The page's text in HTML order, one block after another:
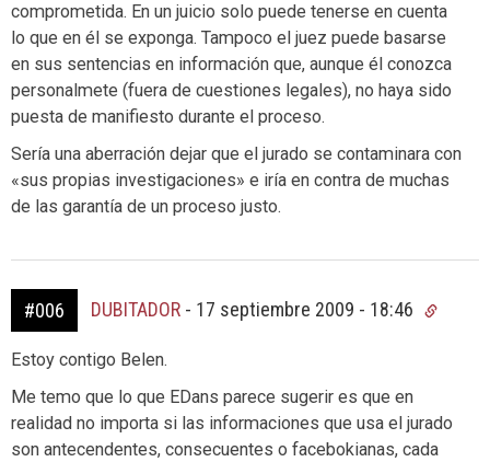
comprometida. En un juicio solo puede tenerse en cuenta
lo que en él se exponga. Tampoco el juez puede basarse
en sus sentencias en información que, aunque él conozca
personalmete (fuera de cuestiones legales), no haya sido
puesta de manifiesto durante el proceso.
Sería una aberración dejar que el jurado se contaminara con
«sus propias investigaciones» e iría en contra de muchas
de las garantía de un proceso justo.
#006 DUBITADOR - 17 septiembre 2009 - 18:46
Estoy contigo Belen.
Me temo que lo que EDans parece sugerir es que en
realidad no importa si las informaciones que usa el jurado
son antecendentes, consecuentes o facebokianas, cada